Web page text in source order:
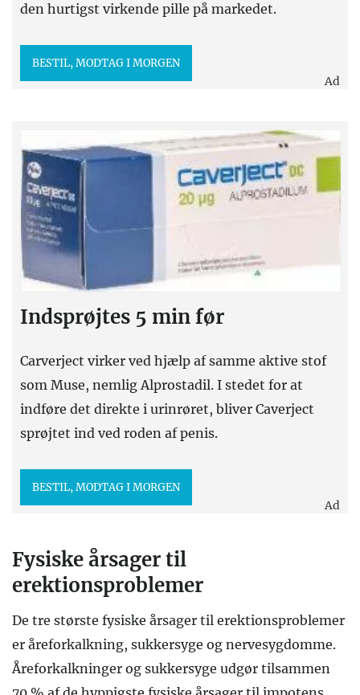
den hurtigst virkende pille på markedet.
BESTIL, MODTAG I MORGEN
Ad
Indsprøjtes 5 min før
Carverject virker ved hjælp af samme aktive stof
som Muse, nemlig Alprostadil. I stedet for at
indføre det direkte i urinrøret, bliver Caverject
sprøjtet ind ved roden af penis.
BESTIL, MODTAG I MORGEN
Ad
Fysiske årsager til
erektionsproblemer
De tre største fysiske årsager til erektionsproblemer
er åreforkalkning, sukkersyge og nervesygdomme.
Åreforkalkninger og sukkersyge udgør tilsammen